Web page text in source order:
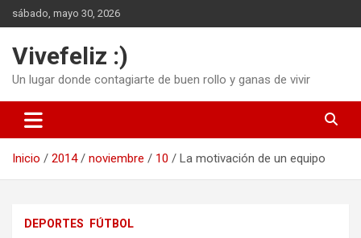
Saltar
al
sábado, mayo 30, 2026
Vivefeliz :)
Un lugar donde contagiarte de buen rollo y ganas de vivir
Inicio 2014 noviembre 10 La motivación de un equipo
DEPORTES FÚTBOL